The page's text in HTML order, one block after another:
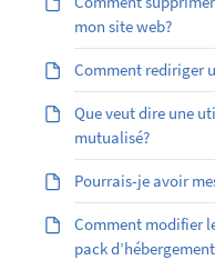
mon site web?
Comment rediriger
Que veut dire une
mutualisé?
Pourrais-je avoir
Comment modifier
pack